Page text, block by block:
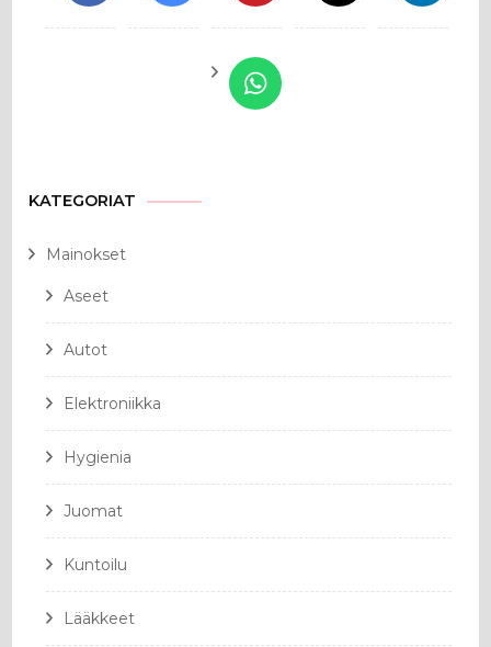
KATEGORIAT
Mainokset
Aseet
Autot
Elektroniikka
Hygienia
Juomat
Kuntoilu
Lääkkeet